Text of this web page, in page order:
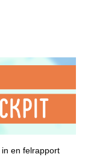
en felrapport